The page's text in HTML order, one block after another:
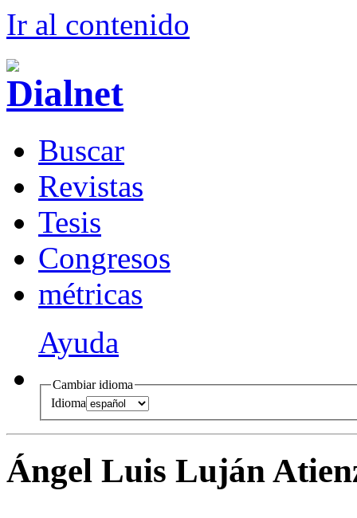
Ir al contenido
Buscar
Revistas
Tesis
Congresos
métricas
Ayuda
Cambiar idioma
Idioma
Ángel Luis Luján